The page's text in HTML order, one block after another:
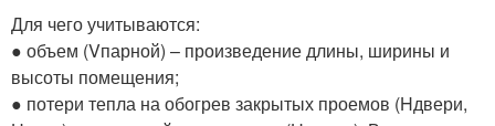
Для чего учитываются:
● объем (Vпарной) – произведение длины, ширины и
высоты помещения;
● потери тепла на обогрев закрытых проемов (Hдвери,